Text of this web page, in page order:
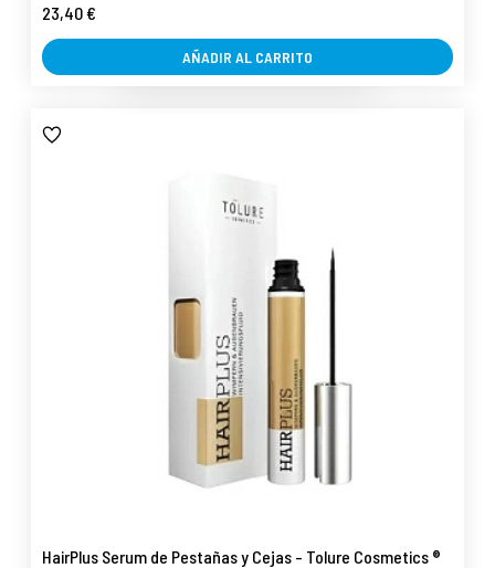
23,40 €
AÑADIR AL CARRITO
HairPlus Serum de Pestañas y Cejas - Tolure Cosmetics ®